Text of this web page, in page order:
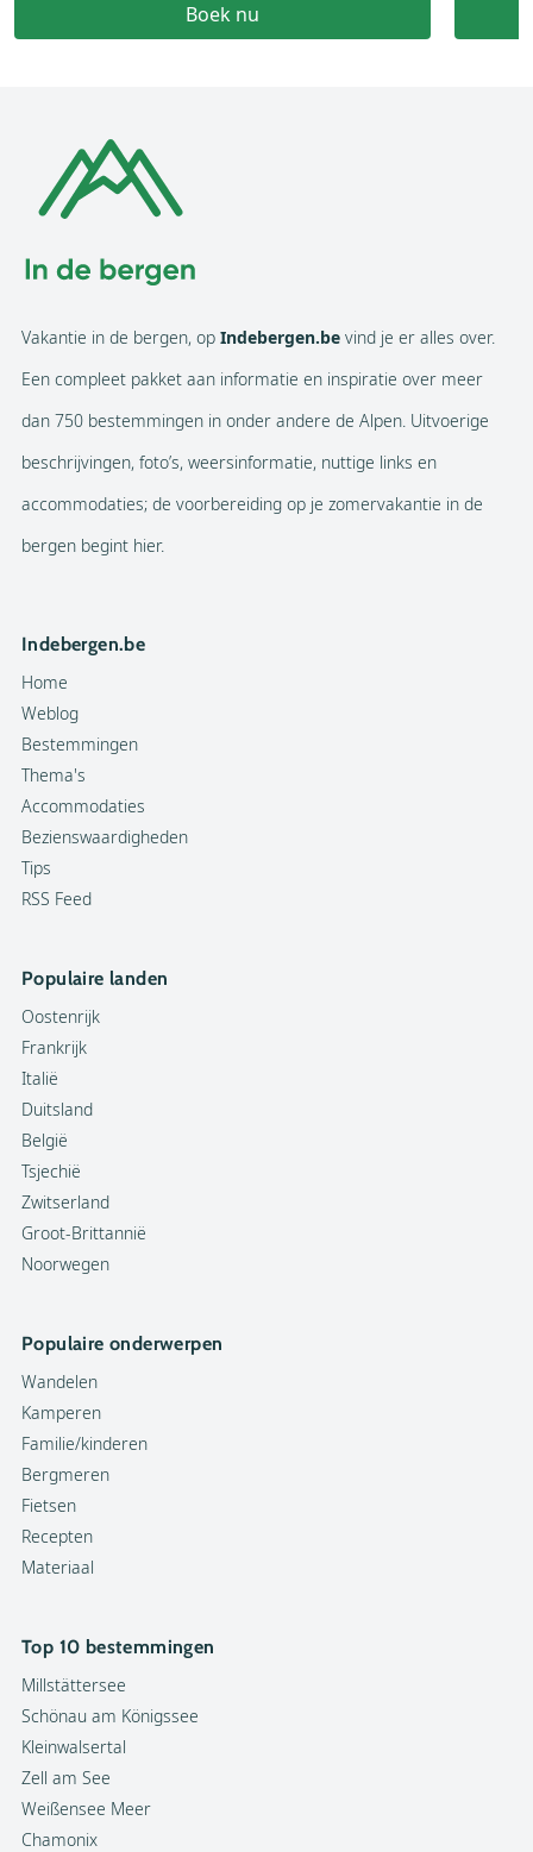
Boek nu
Vakantie in de bergen, op Indebergen.be vind je er alles over.
Een compleet pakket aan informatie en inspiratie over meer
dan 750 bestemmingen in onder andere de Alpen. Uitvoerige
beschrijvingen, foto’s, weersinformatie, nuttige links en
accommodaties; de voorbereiding op je zomervakantie in de
bergen begint hier.
Indebergen.be
Home
Weblog
Bestemmingen
Thema's
Accommodaties
Bezienswaardigheden
Tips
RSS Feed
Populaire landen
Oostenrijk
Frankrijk
Italië
Duitsland
België
Tsjechië
Zwitserland
Groot-Brittannië
Noorwegen
Populaire onderwerpen
Wandelen
Kamperen
Familie/kinderen
Bergmeren
Fietsen
Recepten
Materiaal
Top 10 bestemmingen
Millstättersee
Schönau am Königssee
Kleinwalsertal
Zell am See
Weißensee Meer
Chamonix